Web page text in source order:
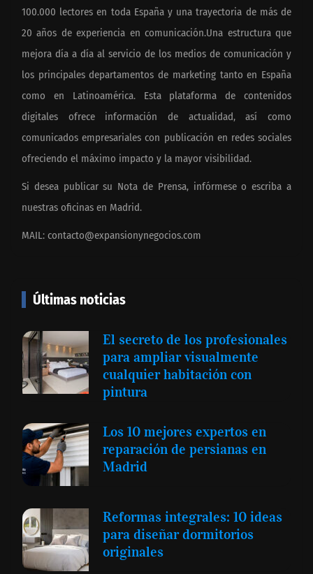
100.000 lectores en toda España y una trayectoria de más de
20 años de experiencia en comunicación.Una estructura que
mejora día a día al servicio de los medios de comunicación y
los principales departamentos de marketing tanto en España
como en Latinoamérica. Esta plataforma de contenidos
digitales ofrece información de actualidad, así como
comunicados empresariales con publicación en redes sociales
ofreciendo el máximo impacto y la mayor visibilidad.
Si desea publicar su Nota de Prensa, infórmese o escriba a
nuestras oficinas en Madrid.
MAIL: contacto@expansionynegocios.com
Últimas noticias
El secreto de los profesionales
para ampliar visualmente
cualquier habitación con
pintura
Los 10 mejores expertos en
reparación de persianas en
Madrid
Reformas integrales: 10 ideas
para diseñar dormitorios
originales